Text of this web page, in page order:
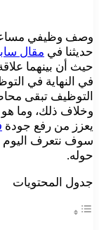
وصف وظيفي
حديثنا في مقال
حيث أن بينهما
في النهاية في
التوظيف تبقى
وخلاف ذلك، وما
يعزز من رفع جودة
سوف نتعرف اليوم
حوله.
جدول المحتويات